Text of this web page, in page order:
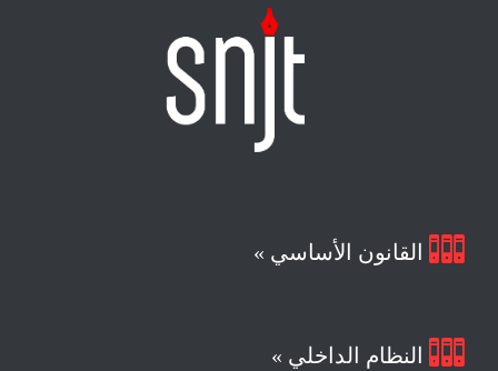
 القانون الأساسي »
 النظام الداخلي »